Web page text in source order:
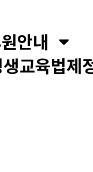
안내
교육법제